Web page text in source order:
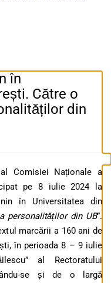
în
Către o
din
Comisiei Naționale a
pe 8 iulie 2024 la
în Universitatea din
personalităților din UB”.
marcării a 160 ani de
în perioada 8 – 9 iulie
al Rectoratului
se și de o largă